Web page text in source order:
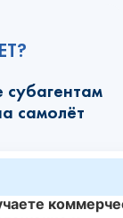
самолёт